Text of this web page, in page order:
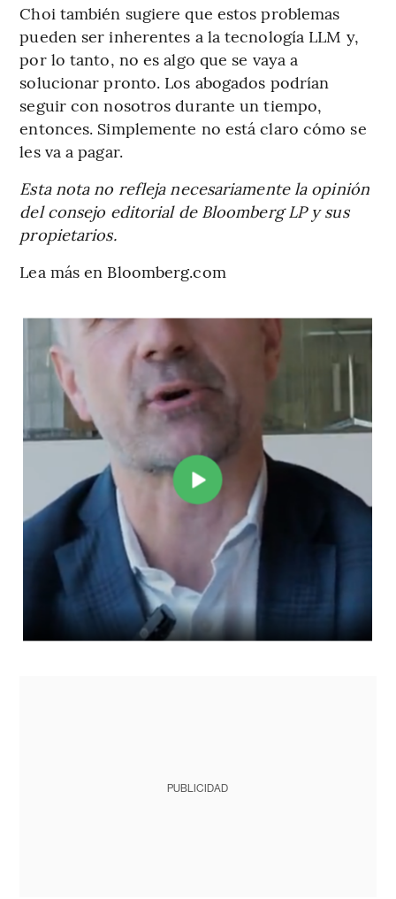
Choi también sugiere que estos problemas
pueden ser inherentes a la tecnología LLM y,
por lo tanto, no es algo que se vaya a
solucionar pronto. Los abogados podrían
seguir con nosotros durante un tiempo,
entonces. Simplemente no está claro cómo se
les va a pagar.
Esta nota no refleja necesariamente la opinión
del consejo editorial de Bloomberg LP y sus
propietarios.
Lea más en Bloomberg.com
PUBLICIDAD